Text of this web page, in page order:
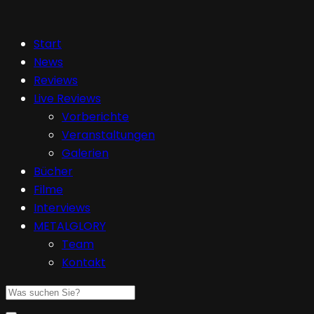
Start
News
Reviews
Live Reviews
Vorberichte
Veranstaltungen
Galerien
Bücher
Filme
Interviews
METALGLORY
Team
Kontakt